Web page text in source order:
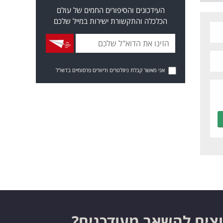
העידכונים והסיפורים החמים של עולם
הכלכלה והתקשורת ישירות במייל שלכם
אני מאשר קבלת ניוזלטרים ודיוורים פרסומיים בדוא"ל